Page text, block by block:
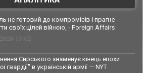
не готовий до компромісів і прагне
своїх цілей війною, - Foreign Affairs
13:02
Сирського знаменує кінець епохи
гвардії" в українській армії — NYT